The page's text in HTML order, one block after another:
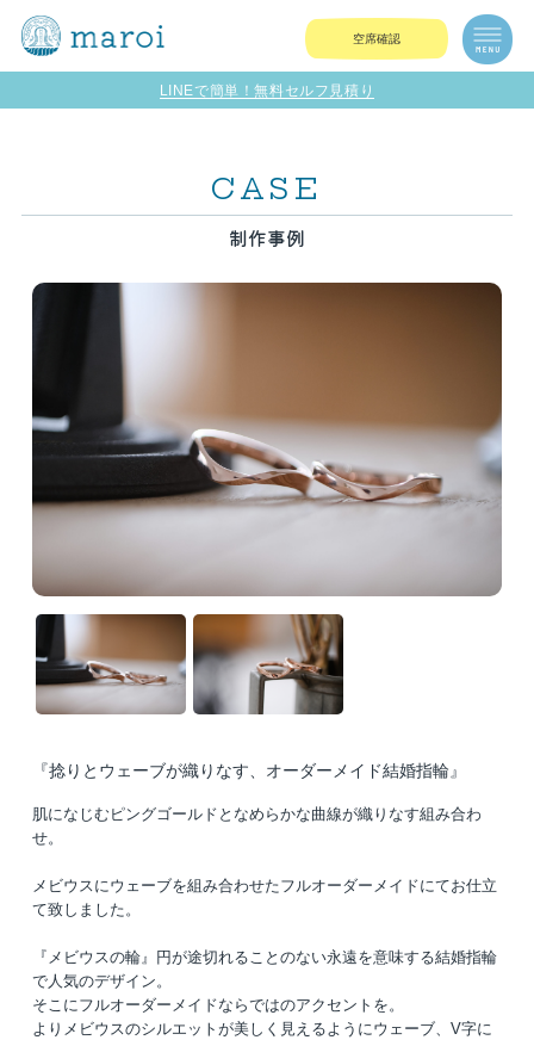
空席確認
LINEで簡単！無料セルフ見積り
CASE
制作事例
『捻りとウェーブが織りなす、オーダーメイド結婚指輪』
肌になじむピングゴールドとなめらかな曲線が織りなす組み合わ
せ。
メビウスにウェーブを組み合わせたフルオーダーメイドにてお仕立
て致しました。
『メビウスの輪』円が途切れることのない永遠を意味する結婚指輪
で人気のデザイン。
そこにフルオーダーメイドならではのアクセントを。
よりメビウスのシルエットが美しく見えるようにウェーブ、V字に